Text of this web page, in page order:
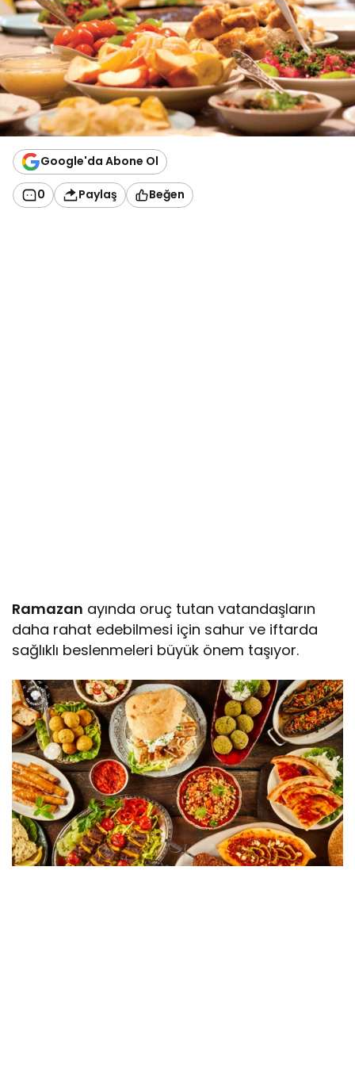
Google'da Abone Ol
0 Paylaş Beğen
Ramazan ayında oruç tutan vatandaşların
daha rahat edebilmesi için sahur ve iftarda
sağlıklı beslenmeleri büyük önem taşıyor.